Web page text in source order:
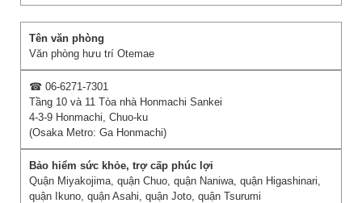
Văn phòng hưu trí Otemae
☎ 06-6271-7301
Tầng 10 và 11 Tòa nhà Honmachi Sankei
4-3-9 Honmachi, Chuo-ku
(Osaka Metro: Ga Honmachi)
Quận Miyakojima, quận Chuo, quận Naniwa, quận Higashinari,
quận Ikuno, quận Asahi, quận Joto, quận Tsurumi